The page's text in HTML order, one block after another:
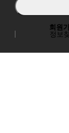
회원
정보